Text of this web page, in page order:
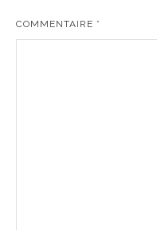
COMMENTAIRE *